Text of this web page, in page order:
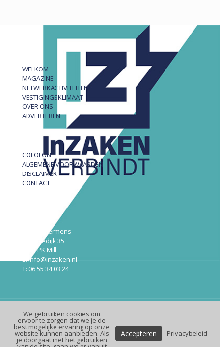
WELKOM
MAGAZINE
NETWERKACTIVITEITEN
VESTIGINGSKLIMAAT
OVER ONS
ADVERTEREN
COLOFON
ALGEMENE VOORWAARDEN
DISCLAIMER
CONTACT
Robert Hermens
Udensedijk 35
5451 PK Mill
E: info@inzaken.nl
T: 06 55 34 03 24
© InZaken.nl
Design:Maek| Website: Premium Online
We gebruiken cookies om
ervoor te zorgen dat we je de
best mogelijke ervaring op onze
website kunnen aanbieden. Als
je doorgaat met het gebruiken
Accepteren Privacybeleid